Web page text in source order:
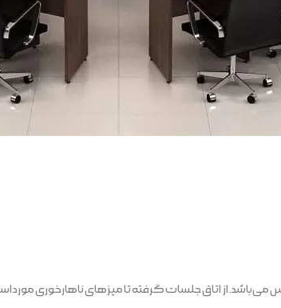
از اتاق جلسات گرفته تا میزهای ناهارخوری مورد